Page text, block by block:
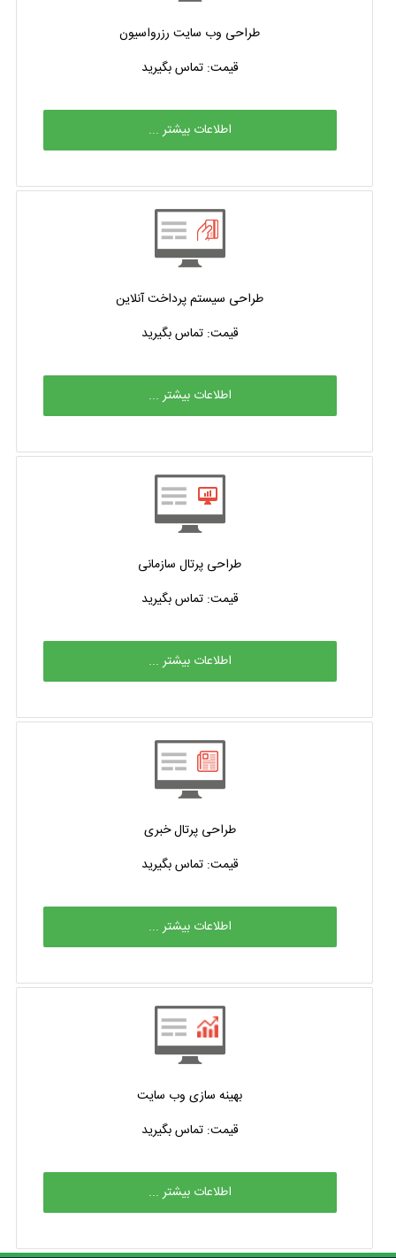
طراحی وب سایت رزرواسیون
قیمت: تماس بگیرید
اطلاعات بیشتر ...
طراحی سیستم پرداخت آنلاین
قیمت: تماس بگیرید
اطلاعات بیشتر ...
طراحی پرتال سازمانی
قیمت: تماس بگیرید
اطلاعات بیشتر ...
طراحی پرتال خبری
قیمت: تماس بگیرید
اطلاعات بیشتر ...
بهینه سازی وب سایت
قیمت: تماس بگیرید
اطلاعات بیشتر ...